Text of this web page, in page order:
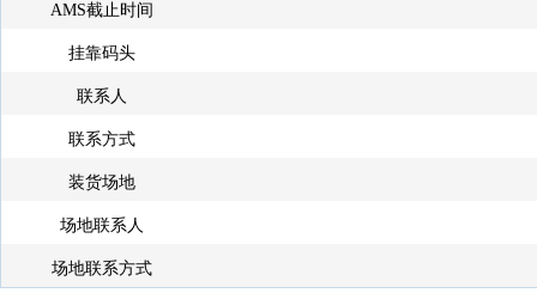
AMS截止时间
挂靠码头
联系人
联系方式
装货场地
场地联系人
场地联系方式